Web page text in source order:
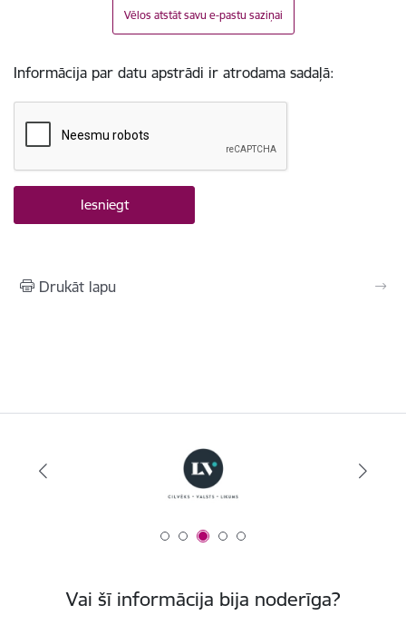
Vēlos atstāt savu e-pastu saziņai
Informācija par datu apstrādi ir atrodama sadaļā:
Drukāt lapu
Vai šī informācija bija noderīga?